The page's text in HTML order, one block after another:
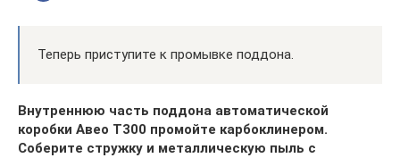
Теперь приступите к промывке поддона.
Внутреннюю часть поддона автоматической
коробки Авео Т300 промойте карбоклинером.
Соберите стружку и металлическую пыль с